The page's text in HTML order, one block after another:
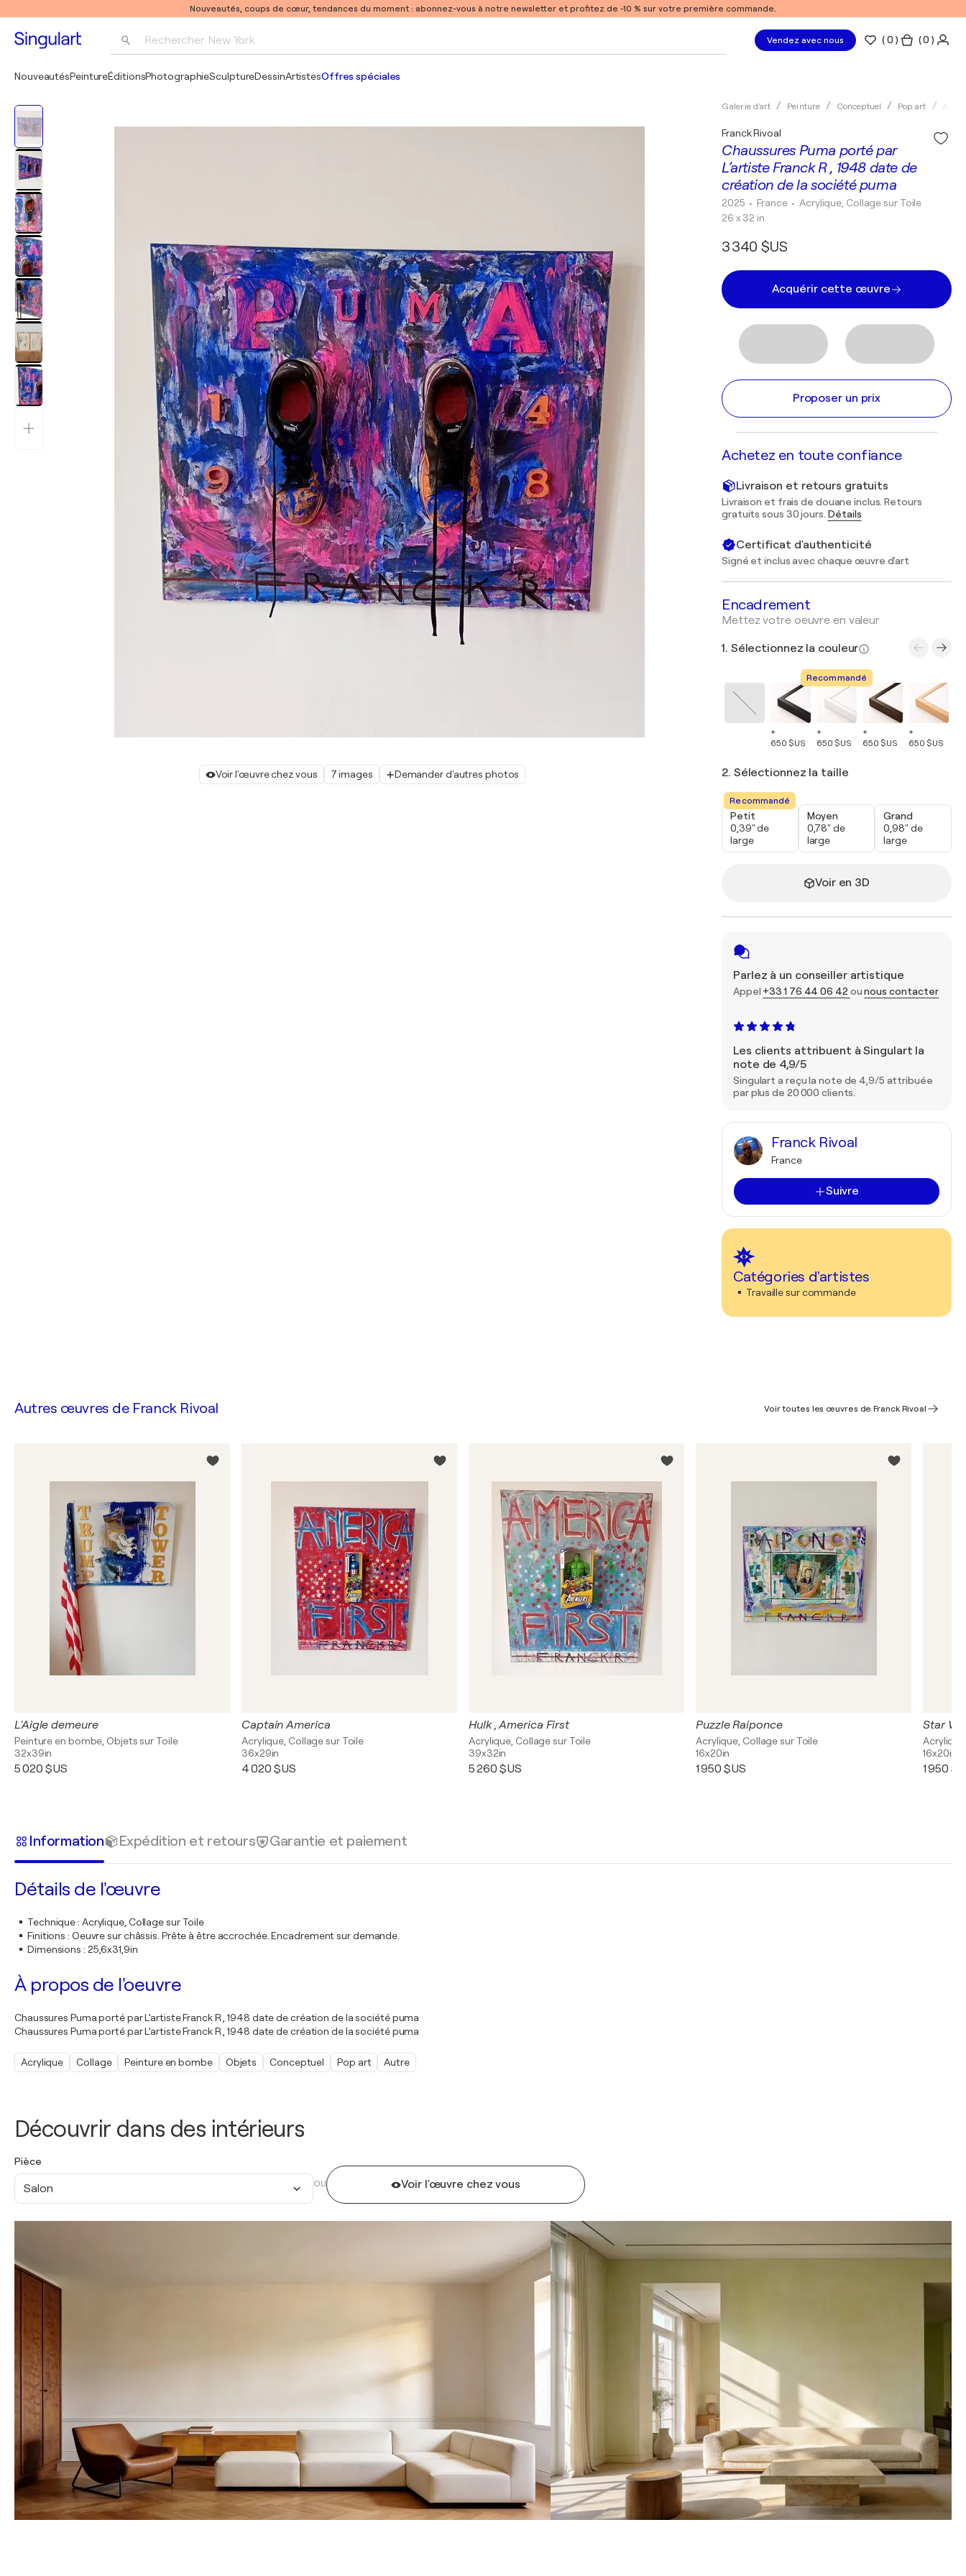
Nouveautés, coups de cœur, tendances du moment : abonnez-vous à notre newsletter et profitez de -10 % sur votre première commande.
Rechercher New York
Pablo Picasso
Vendez avec nous (0 ) ( 0 )
NouveautésPeintureÉditionsPhotographieSculptureDessinArtistesOffres spéciales
Voir l'œuvre chez vous 7 images Demander d'autres photos
Galerie d'art Peinture Conceptuel Pop art
Chaussures Puma porté par
L’artiste Franck R , 1948 date de
création de la société puma
Franck Rivoal
2025 • France •Acrylique, Collage sur Toile
26 x 32 in
3 340 $US
Acquérir cette œuvre
Proposer un prix
Achetez en toute confiance
Livraison et retours gratuits
Livraison et frais de douane inclus. Retours
gratuits sous 30 jours. Détails
Certificat d'authenticité
Signé et inclus avec chaque œuvre d'art
Encadrement
Mettez votre oeuvre en valeur
1. Sélectionnez la couleur
+
650 $US
Recommandé
+
650 $US
+
650 $US
+
650 $US
2. Sélectionnez la taille
Recommandé
Petit
0,39" de
large
Moyen
0,78" de
large
Grand
0,98" de
large
Voir en 3D
Parlez à un conseiller artistique
Appel +33 1 76 44 06 42 ounous contacter
Les clients attribuent à Singulart la
note de 4,9/5
Singulart a reçu la note de 4,9/5 attribuée
par plus de 20 000 clients.
Franck Rivoal
France
Suivre
Catégories d'artistes
Travaille sur commande
Découvrir dans des intérieurs
Pièce
Salon OU Voir l'œuvre chez vous
Autres œuvres de Franck Rivoal Voir toutes les œuvres de Franck Rivoal
L'Aigle demeure
Peinture en bombe, Objets sur Toile
32x39in
5 020 $US
Captain America
Acrylique, Collage sur Toile
36x29in
4 020 $US
Hulk , America First
Acrylique, Collage sur Toile
39x32in
5 260 $US
Puzzle Raiponce
Acrylique, Collage sur Toile
16x20in
1 950 $US
Star
16x20in
1 950
Information Expédition et retours Garantie et paiement
Détails de l'œuvre
Technique: Acrylique, Collage sur Toile
Finitions : Oeuvre sur châssis. Prête à être accrochée. Encadrement sur demande.
Dimensions : 25,6x31,9in
À propos de l'oeuvre
Chaussures Puma porté par L’artiste Franck R , 1948 date de création de la société puma
Chaussures Puma porté par L’artiste Franck R , 1948 date de création de la société puma
Acrylique Collage Peinture en bombe Objets Conceptuel Pop art Autre